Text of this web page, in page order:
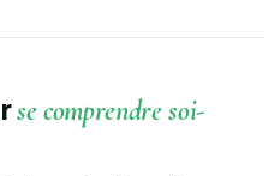
se comprendre soi-